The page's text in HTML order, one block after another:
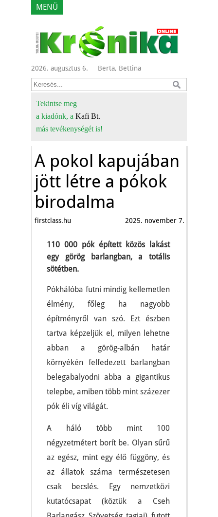
MENÜ
2026. augusztus 6. Berta, Bettina
Tekintse meg
a kiadónk, a Kafi Bt.
más tevékenységét is!
A pokol kapujában
jött létre a pókok
birodalma
firstclass.hu 2025. november 7.
110 000 pók épített közös lakást
egy görög barlangban, a totális
sötétben.
Pókhálóba futni mindig kellemetlen
élmény, főleg ha nagyobb
építményről van szó. Ezt észben
tartva képzeljük el, milyen lehetne
abban a görög-albán határ
környékén felfedezett barlangban
belegabalyodni abba a gigantikus
telepbe, amiben több mint százezer
pók éli víg világát.
A háló több mint 100
négyzetmétert borít be. Olyan sűrű
az egész, mint egy élő függöny, és
az állatok száma természetesen
csak becslés. Egy nemzetközi
kutatócsapat (köztük a Cseh